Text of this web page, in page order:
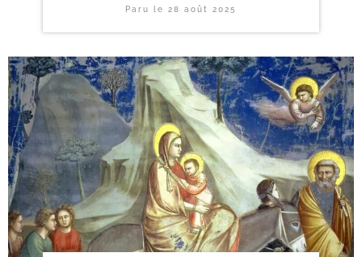
Paru le28 août 2025